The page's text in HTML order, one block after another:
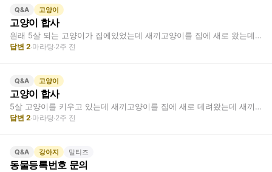
Q&A 고양이
고양이 합사
원래 5살 되는 고양이가 집에있었는데 새끼고양이를 집에 새로 왔는데 둘이 페로몬 냄새…
답변 2 마라탕 2주 전
Q&A 고양이
고양이 합사
5살 고양이를 키우고 있는데 새끼고양이를 집에 새로 데려왔는데 새끼 고양이를 만지고 …
답변 2 마라탕 2주 전
Q&A 강아지 말티즈
동물등록번호 문의